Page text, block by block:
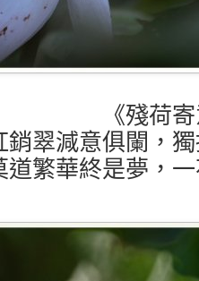
《殘荷
銷翠減意俱闌，
道繁華終是夢，